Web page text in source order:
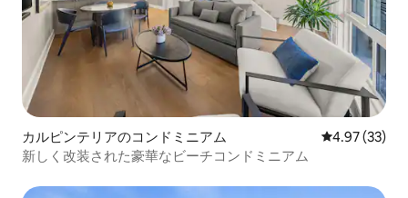
カルピンテリアのコンドミニアム レビュー33
4.97 (33)
新しく改装された豪華なビーチコンドミニアム